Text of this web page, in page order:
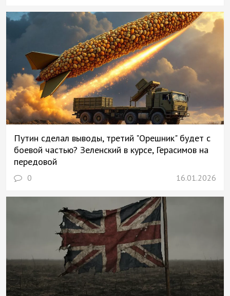
Путин сделал выводы, третий "Орешник" будет с
боевой частью? Зеленский в курсе, Герасимов на
передовой
0 16.01.2026